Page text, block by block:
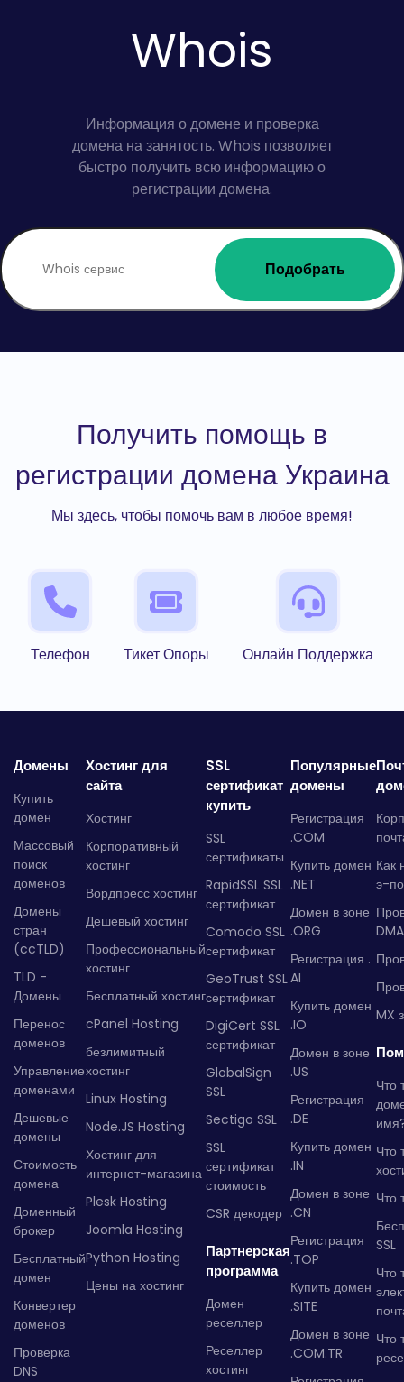
Whois
Информация о домене и проверка
домена на занятость. Whois позволяет
быстро получить всю информацию о
регистрации домена.
Подобрать
Получить помощь в
регистрации домена Украина
Мы здесь, чтобы помочь вам в любое время!
Телефон Тикет Опоры Онлайн Поддержка
Домены
Купить
домен
Массовый
поиск
доменов
Домены
стран
(ccTLD)
TLD -
Домены
Перенос
доменов
Управление
доменами
Дешевые
домены
Стоимость
домена
Доменный
брокер
Бесплатный
домен
Конвертер
доменов
Проверка
DNS
Хостинг для
сайта
Хостинг
Корпоративный
хостинг
Вордпресс хостинг
Дешевый хостинг
Профессиональный
хостинг
Бесплатный хостинг
cPanel Hosting
безлимитный
хостинг
Linux Hosting
Node.JS Hosting
Хостинг для
интернет-магазина
Plesk Hosting
Joomla Hosting
Python Hosting
Цены на хостинг
SSL
сертификат
купить
SSL
сертификаты
RapidSSL SSL
сертификат
Comodo SSL
сертификат
GeoTrust SSL
сертификат
DigiCert SSL
сертификат
GlobalSign
SSL
Sectigo SSL
SSL
сертификат
стоимость
CSR декодер
Партнерская
программа
Домен
реселлер
Реселлер
хостинг
Популярные
домены
Регистрация
.COM
Купить домен
.NET
Домен в зоне
.ORG
Регистрация .
AI
Купить домен
.IO
Домен в зоне
.US
Регистрация
.DE
Купить домен
.IN
Домен в зоне
.CN
Регистрация
.TOP
Купить домен
.SITE
Домен в зоне
.COM.TR
Как
э-
MX
Что
Что
Что
SSL
Что
Что